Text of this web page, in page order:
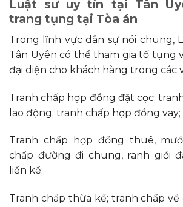
Luật sư uy tín tại Tân
trang tụng tại Tòa án
Trong lĩnh vực dân sự nói chung,
Tân Uyên có thể tham gia tố tụng
đại diện cho khách hàng trong các
Tranh chấp hợp đồng đặt cọc;
lao động; tranh chấp hợp đồng vay;
Tranh chấp hợp đồng thuê,
chấp đường đi chung, ranh giới
liền kề;
Tranh chấp thừa kế; tranh chấp